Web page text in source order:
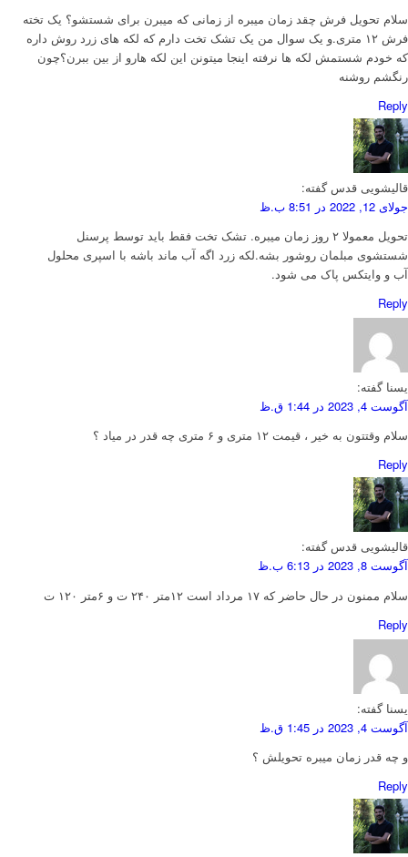
سلام تحویل فرش چقد زمان میبره از زمانی که میبرن برای شستشو؟ یک تخته
فرش ۱۲ متری.و یک سوال من یک تشک تخت دارم که لکه های زرد روش داره
که خودم شستمش لکه ها نرفته اینجا میتونن این لکه هارو از بین ببرن؟چون
رنگشم روشنه
Reply
قالیشویی قدس گفته:
جولای 12, 2022 در 8:51 ب.ظ
تحویل معمولا ۲ روز زمان میبره. تشک تخت فقط باید توسط پرسنل
شستشوی مبلمان روشور بشه.لکه زرد اگه آب ماند باشه با اسپری محلول
آب و وایتکس پاک می شود.
Reply
یسنا گفته:
آگوست 4, 2023 در 1:44 ق.ظ
سلام وقتتون به خیر ، قیمت ۱۲ متری و ۶ متری چه قدر در میاد ؟
Reply
قالیشویی قدس گفته:
آگوست 8, 2023 در 6:13 ب.ظ
سلام ممنون در حال حاضر که ۱۷ مرداد است ۱۲متر ۲۴۰ ت و ۶متر ۱۲۰ ت
Reply
یسنا گفته:
آگوست 4, 2023 در 1:45 ق.ظ
و چه قدر زمان میبره تحویلش ؟
Reply